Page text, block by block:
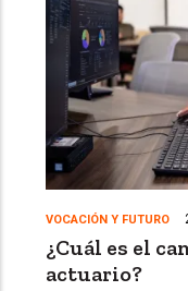
VOCACIÓN Y FUTURO
¿Cuál es el
actuario?